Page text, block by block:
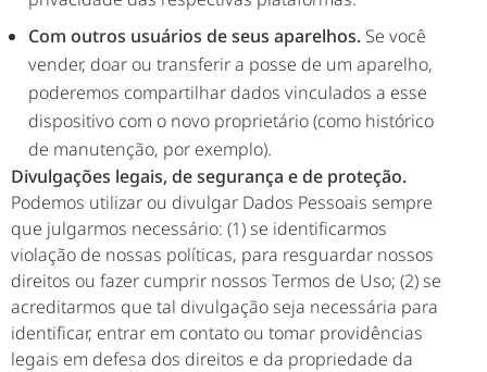
Com outros usuários de seus aparelhos. Se você
vender, doar ou transferir a posse de um aparelho,
poderemos compartilhar dados vinculados a esse
dispositivo com o novo proprietário (como histórico
de manutenção, por exemplo).
Divulgações legais, de segurança e de proteção.
Podemos utilizar ou divulgar Dados Pessoais sempre
que julgarmos necessário: (1) se identificarmos
violação de nossas políticas, para resguardar nossos
direitos ou fazer cumprir nossos Termos de Uso; (2) se
acreditarmos que tal divulgação seja necessária para
identificar, entrar em contato ou tomar providências
legais em defesa dos direitos e da propriedade da